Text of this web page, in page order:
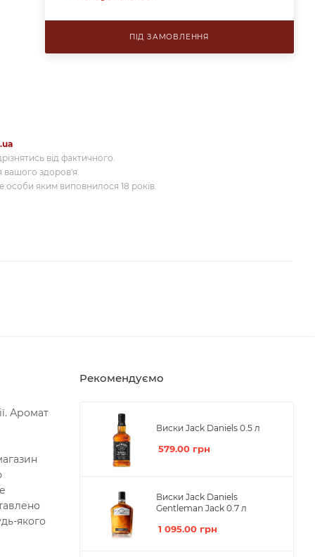
ПІД ЗАМОВЛЕННЯ
від фактичного.
вашого здоров'я.
яким виповнилося 18 років.
Аромат
якого
Рекомендуємо
Виски Jack Daniels 0.5 л
579.00 грн
Виски Jack Daniels
Gentleman Jack 0.7 л
1 095.00 грн